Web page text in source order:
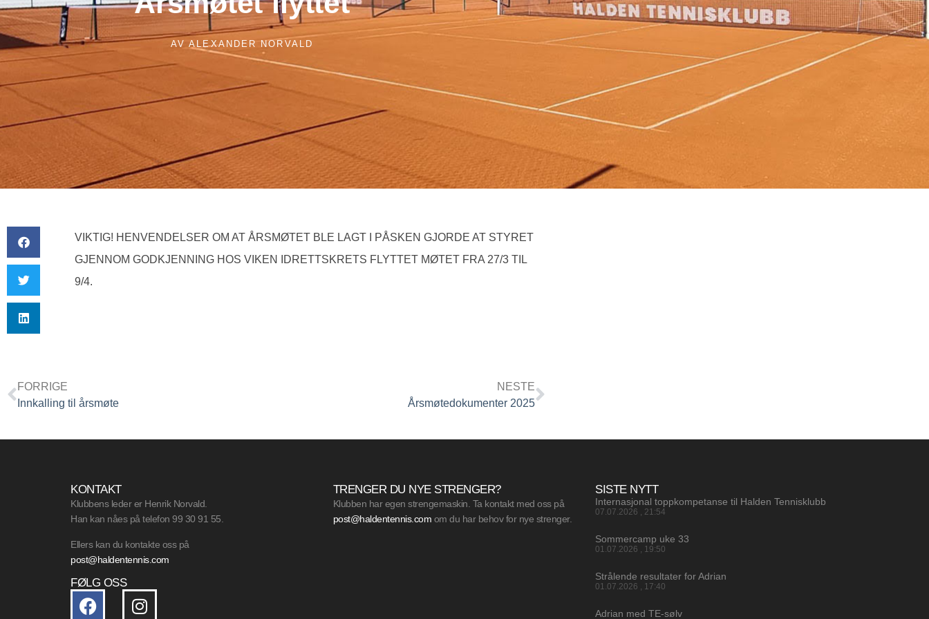
AV ALEXANDER NORVALD
VIKTIG! HENVENDELSER OM AT ÅRSMØTET BLE LAGT I PÅSKEN GJORDE AT STYRET
GJENNOM GODKJENNING HOS VIKEN IDRETTSKRETS FLYTTET MØTET FRA 27/3 TIL
9/4.
FORRIGE
Innkalling til årsmøte
NESTE
Årsmøtedokumenter 2025
KONTAKT
Klubbens leder er Henrik Norvald.
Han kan nåes på telefon 99 30 91 55.
Ellers kan du kontakte oss på
post@haldentennis.com
FØLG OSS
TRENGER DU NYE STRENGER?
Klubben har egen strengemaskin. Ta kontakt med oss på
post@haldentennis.com om du har behov for nye strenger.
SISTE NYTT
Internasjonal toppkompetanse til Halden Tennisklubb
07.07.2026 21:54
Sommercamp uke 33
01.07.2026 19:50
Strålende resultater for Adrian
01.07.2026 17:40
Adrian med TE-sølv